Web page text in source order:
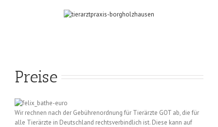
Preise
Wir rechnen nach der Gebührenordnung für Tierärzte GOT ab, die für
alle Tierärzte in Deutschland rechtsverbindlich ist. Diese kann auf